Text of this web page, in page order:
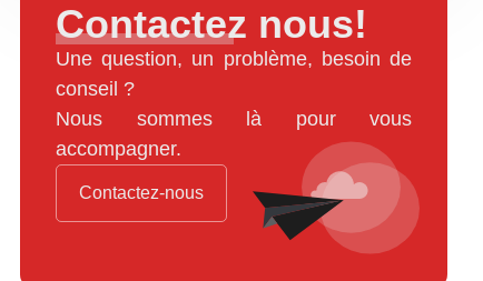
Contactez nous!
Une question, un problème, besoin de
conseil ?
Nous sommes là pour vous
accompagner.
Contactez-nous